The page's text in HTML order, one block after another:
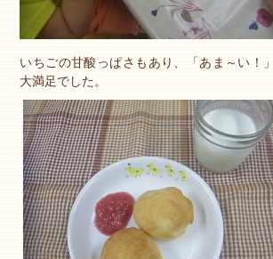
いちごの甘酸っぱさもあり、「あま～い！
大満足でした。